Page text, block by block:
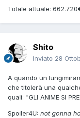
Totale attuale:
Shito
Inviato 28
A quando un
che titolerà una
quali: "GLI ANIME SI
Spoiler4U: not gonna